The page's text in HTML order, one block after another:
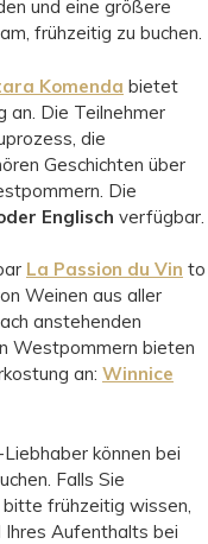
und eine größere
frühzeitig zu buchen.
Komenda bietet
an. Die Teilnehmer
die
Geschichten über
Die
Englisch verfügbar.
La Passion du Vin to
Weinen aus aller
anstehenden
Westpommern bieten
an: Winnice
können bei
Falls Sie
frühzeitig wissen,
Ihres Aufenthalts bei